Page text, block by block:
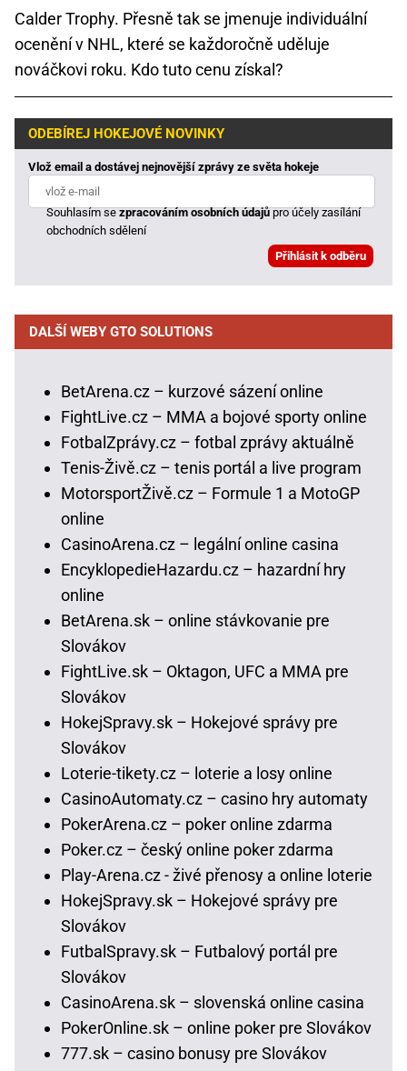
Calder Trophy. Přesně tak se jmenuje individuální
ocenění v NHL, které se každoročně uděluje
nováčkovi roku. Kdo tuto cenu získal?
ODEBÍREJ HOKEJOVÉ NOVINKY
Vlož email a dostávej nejnovější zprávy ze světa hokeje
Souhlasím sezpracováním osobních údajůpro účely zasílání
obchodních sdělení
DALŠÍ WEBY GTO SOLUTIONS
BetArena.cz – kurzové sázení online
FightLive.cz – MMA a bojové sporty online
FotbalZprávy.cz – fotbal zprávy aktuálně
Tenis-Živě.cz – tenis portál a live program
MotorsportŽivě.cz – Formule 1 a MotoGP
online
CasinoArena.cz – legální online casina
EncyklopedieHazardu.cz – hazardní hry
online
BetArena.sk – online stávkovanie pre
Slovákov
FightLive.sk – Oktagon, UFC a MMA pre
Slovákov
HokejSpravy.sk – Hokejové správy pre
Slovákov
Loterie-tikety.cz – loterie a losy online
CasinoAutomaty.cz – casino hry automaty
PokerArena.cz – poker online zdarma
Poker.cz – český online poker zdarma
Play-Arena.cz - živé přenosy a online loterie
HokejSpravy.sk – Hokejové správy pre
Slovákov
FutbalSpravy.sk – Futbalový portál pre
Slovákov
CasinoArena.sk – slovenská online casina
PokerOnline.sk – online poker pre Slovákov
777.sk – casino bonusy pre Slovákov